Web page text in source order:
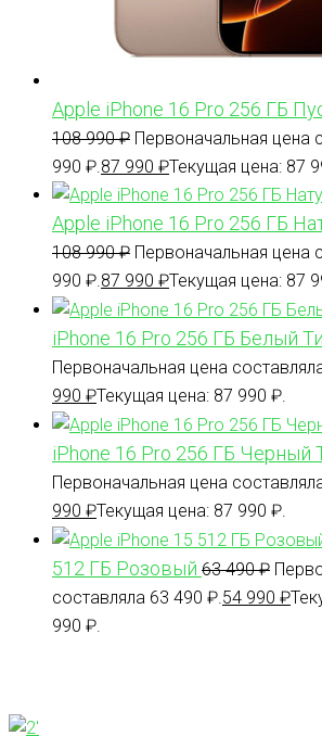
Apple iPhone 16 Pro 256 ГБ
108 990₽ Первоначальная цена
990 ₽. 87 990 ₽Текущая цена: 87
Apple iPhone 16 Pro 256 ГБ
108 990₽ Первоначальная цена
990 ₽. 87 990 ₽Текущая цена: 87
iPhone 16 Pro 256 ГБ Белый
Первоначальная цена
990 ₽Текущая цена: 87 990 ₽.
iPhone 16 Pro 256 ГБ Черный
Первоначальная цена
990 ₽Текущая цена: 87 990 ₽.
512 ГБ Розовый 63 490₽
составляла 63 490 ₽. 54 990 ₽
990 ₽.